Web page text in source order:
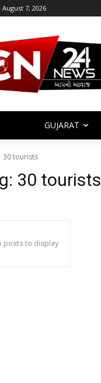
August 7, 2026
GUJARAT
30 tourists
30 tourists
posts to display